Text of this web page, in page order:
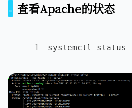
查看Apache的状态
1 systemctl status